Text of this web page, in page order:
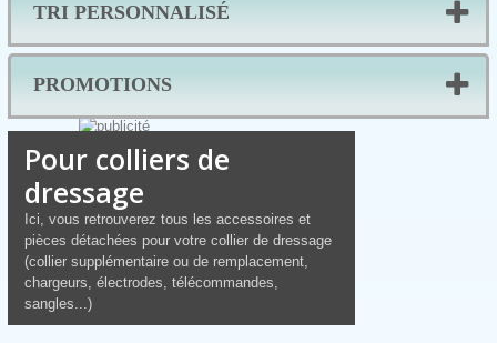
TRI PERSONNALISÉ
PROMOTIONS
Pour colliers de
dressage
Ici, vous retrouverez tous les accessoires et
pièces détachées pour votre collier de dressage
(collier supplémentaire ou de remplacement,
chargeurs, électrodes, télécommandes,
sangles...)